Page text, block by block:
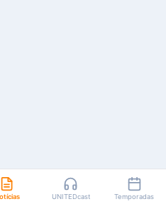
UNITEDcast Temporadas